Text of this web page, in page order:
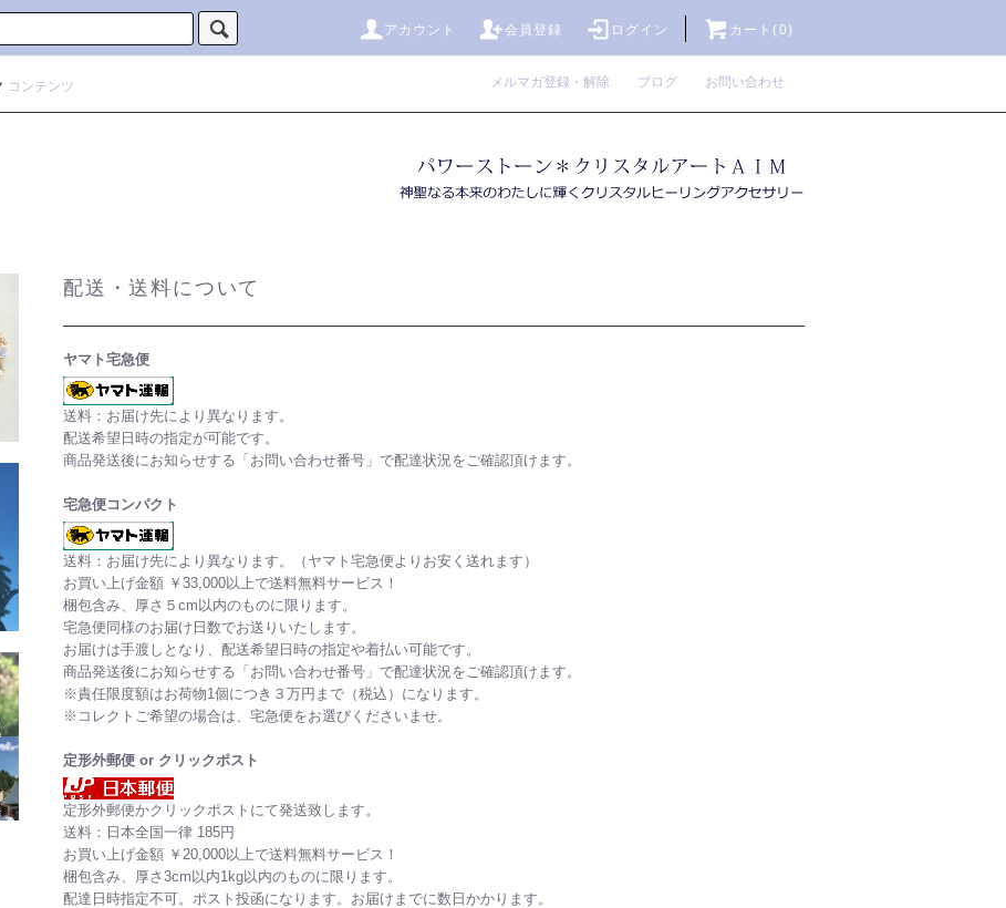
アカウント 会員登録 ログイン カート(0)
コンテンツ メルマガ登録・解除 ブログ お問い合わせ
配送・送料について
ヤマト宅急便
送料：お届け先により異なります。
配送希望日時の指定が可能です。
商品発送後にお知らせする「お問い合わせ番号」で配達状況をご確認頂けます。
宅急便コンパクト
送料：お届け先により異なります。（ヤマト宅急便よりお安く送れます）
お買い上げ金額 ￥33,000以上で送料無料サービス！
梱包含み、厚さ５cm以内のものに限ります。
宅急便同様のお届け日数でお送りいたします。
お届けは手渡しとなり、配送希望日時の指定や着払い可能です。
商品発送後にお知らせする「お問い合わせ番号」で配達状況をご確認頂けます。
※責任限度額はお荷物1個につき３万円まで（税込）になります。
※コレクトご希望の場合は、宅急便をお選びくださいませ。
定形外郵便 or クリックポスト
定形外郵便かクリックポストにて発送致します。
送料：日本全国一律 185円
お買い上げ金額 ￥20,000以上で送料無料サービス！
梱包含み、厚さ3cm以内1kg以内のものに限ります。
配達日時指定不可。ポスト投函になります。お届けまでに数日かかります。